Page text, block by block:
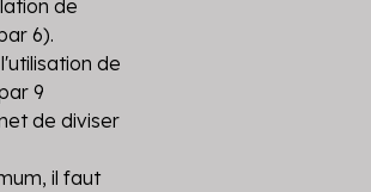
de
6).
de
9
de diviser
il faut